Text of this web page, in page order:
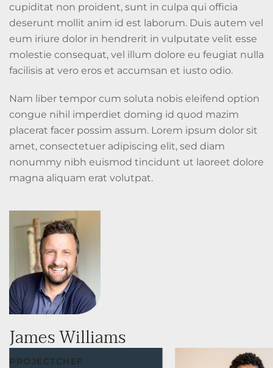
cupiditat non proident, sunt in culpa qui officia
deserunt mollit anim id est laborum. Duis autem vel
eum iriure dolor in hendrerit in vulputate velit esse
molestie consequat, vel illum dolore eu feugiat nulla
facilisis at vero eros et accumsan et iusto odio.
Nam liber tempor cum soluta nobis eleifend option
congue nihil imperdiet doming id quod mazim
placerat facer possim assum. Lorem ipsum dolor sit
amet, consectetuer adipiscing elit, sed diam
nonummy nibh euismod tincidunt ut laoreet dolore
magna aliquam erat volutpat.
James Williams
PROJECTCHEF